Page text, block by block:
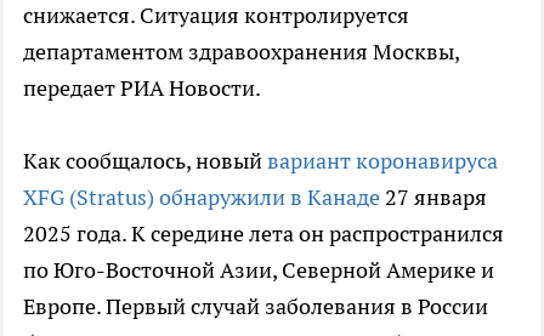
снижается. Ситуация контролируется
департаментом здравоохранения Москвы,
передает РИА Новости.
Как сообщалось, новыйвариант коронавируса
XFG (Stratus) обнаружили в Канаде 27 января
2025 года. К середине лета он распространился
по Юго-Восточной Азии, Северной Америке и
Европе. Первый случай заболевания в России